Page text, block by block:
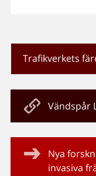
Trafikverkets
Vändspår
Nya
invasiva